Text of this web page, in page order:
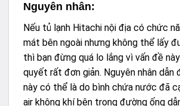
Nguyên nhân:
Nếu tủ lạnh Hitachi nội địa có chức
mát bên ngoài nhưng không thể lấy
thì bạn đừng quá lo lắng vì vấn đề
quyết rất đơn giản. Nguyên nhân dẫn
này có thể là do bình chứa nước đã
air không khí bên trong đường ống